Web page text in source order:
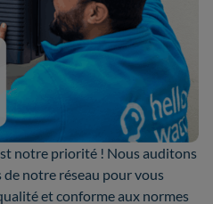
notre priorité ! Nous auditons
notre réseau pour vous
et conforme aux normes